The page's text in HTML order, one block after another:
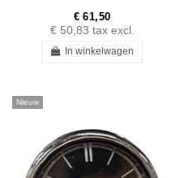
€ 61,50
€ 50,83 tax excl.
In winkelwagen
Nieuw